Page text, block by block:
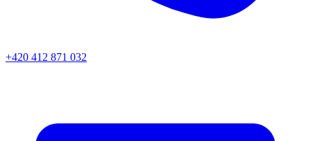
+420 412 871 032